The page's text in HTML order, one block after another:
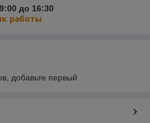
до 16:30
работы
добавьте первый